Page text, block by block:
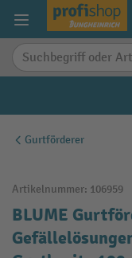
springen
Gurtförderer
Artikelnummer: 106959
BLUME